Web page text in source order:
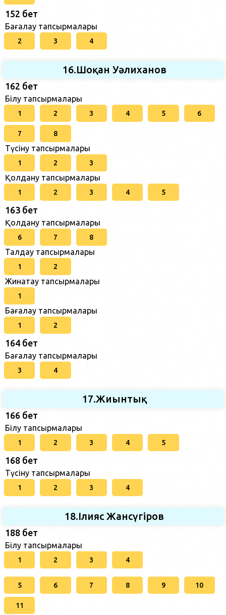
152 бет
Бағалау тапсырмалары
2 3 4
16.Шоқан Уәлиханов
162 бет
Білу тапсырмалары
1 2 3 4 5 6
7 8
Түсіну тапсырмалары
1 2 3
Қолдану тапсырмалары
1 2 3 4 5
163 бет
Қолдану тапсырмалары
6 7 8
Талдау тапсырмалары
1 2
Жинақтау тапсырмалары
1
Бағалау тапсырмалары
1 2
164 бет
Бағалау тапсырмалары
3 4
17.Жиынтық
166 бет
Білу тапсырмалары
1 2 3 4 5
168 бет
Түсіну тапсырмалары
1 2 3 4
18.Ілияс Жансүгіров
188 бет
Білу тапсырмалары
1 2 3 4
5 6 7 8 9 10
11